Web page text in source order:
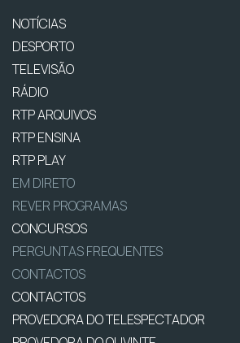
NOTÍCIAS
DESPORTO
TELEVISÃO
RÁDIO
RTP ARQUIVOS
RTP ENSINA
RTP PLAY
EM DIRETO
REVER PROGRAMAS
CONCURSOS
PERGUNTAS FREQUENTES
CONTACTOS
CONTACTOS
PROVEDORA DO TELESPECTADOR